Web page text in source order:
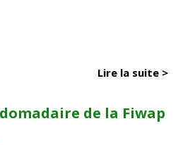
Lire la suite >
de la Fiwap